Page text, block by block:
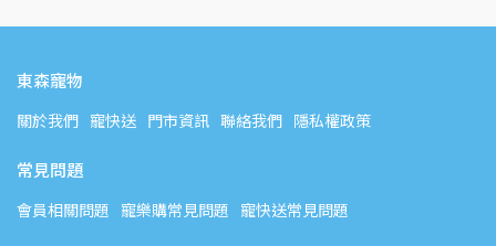
東森寵物
關於我們 寵快送 門市資訊 聯絡我們 隱私權政策
常見問題
會員相關問題 寵樂購常見問題 寵快送常見問題